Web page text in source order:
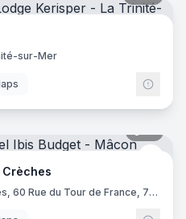
sur-Mer
Ibis
Parc Hôtelier Les Bouchardes, 60 Rue du Tour de France, 71570 Chaintré